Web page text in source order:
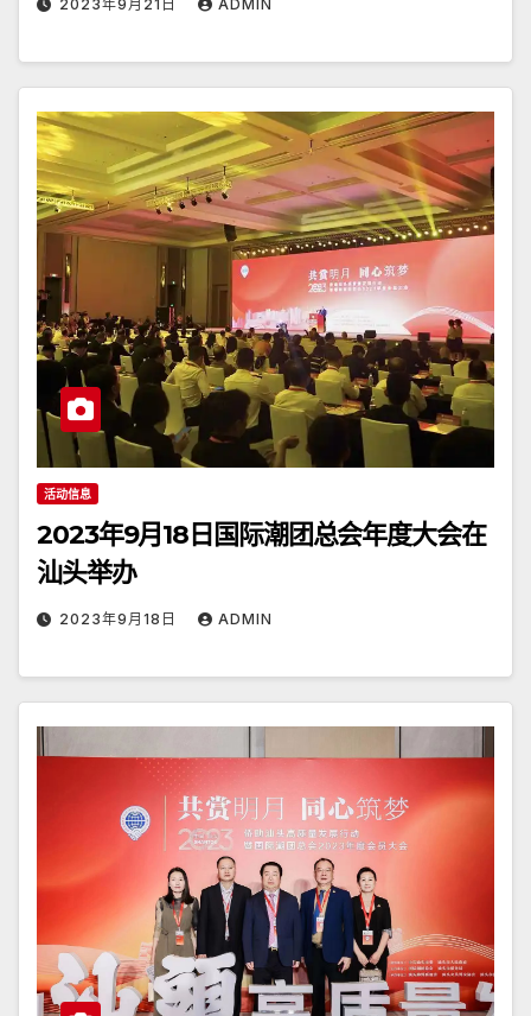
2023年9月21日 ADMIN
活动信息
2023年9月18日国际潮团总会年度大会在
汕头举办
2023年9月18日 ADMIN